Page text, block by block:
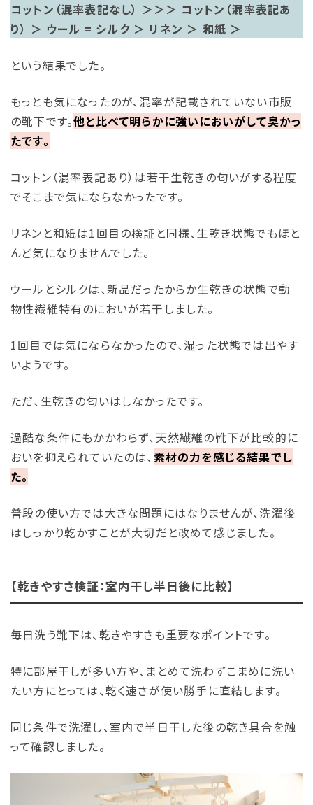
コットン（混率表記なし） ＞＞＞ コットン（混率表記あ
り） ＞ ウール = シルク ＞ リネン ＞ 和紙 ＞
という結果でした。
もっとも気になったのが、混率が記載されていない市販
の靴下です。他と比べて明らかに強いにおいがして臭かっ
たです。
コットン（混率表記あり）は若干生乾きの匂いがする程度
でそこまで気にならなかったです。
リネンと和紙は1回目の検証と同様、生乾き状態でもほと
んど気になりませんでした。
ウールとシルクは、新品だったからか生乾きの状態で動
物性繊維特有のにおいが若干しました。
1回目では気にならなかったので、湿った状態では出やす
いようです。
ただ、生乾きの匂いはしなかったです。
過酷な条件にもかかわらず、天然繊維の靴下が比較的に
おいを抑えられていたのは、 素材の力を感じる結果でし
た。
普段の使い方では大きな問題にはなりませんが、洗濯後
はしっかり乾かすことが大切だと改めて感じました。
【乾きやすさ検証：室内干し半日後に比較】
毎日洗う靴下は、乾きやすさも重要なポイントです。
特に部屋干しが多い方や、まとめて洗わずこまめに洗い
たい方にとっては、乾く速さが使い勝手に直結します。
同じ条件で洗濯し、室内で半日干した後の乾き具合を触
って確認しました。